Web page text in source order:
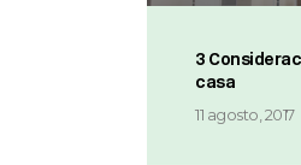
3
casa
11 agosto, 2017